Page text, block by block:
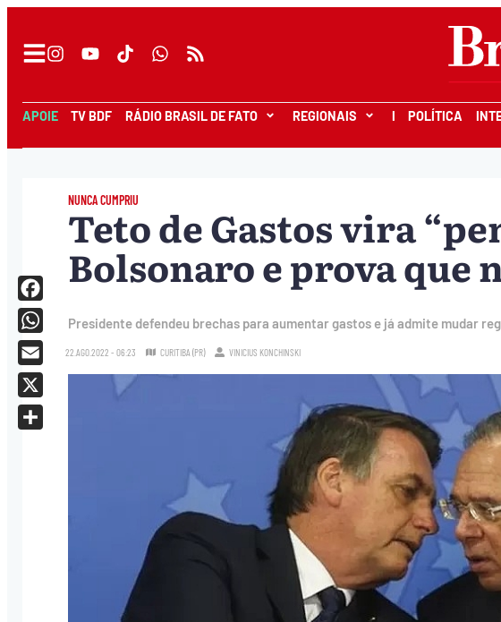
APOIE TV BDF RÁDIO BRASIL DE FATO REGIONAIS I POLÍTICA
NUNCA CUMPRIU
Teto de Gastos vira
Bolsonaro e prova que
Presidente defendeu brechas para aumentar gastos e já admite mudar
22.AGO.2022 - 06:23 CURITIBA (PR) VINICIUS KONCHINSKI
Facebook
WhatsApp
Email
X